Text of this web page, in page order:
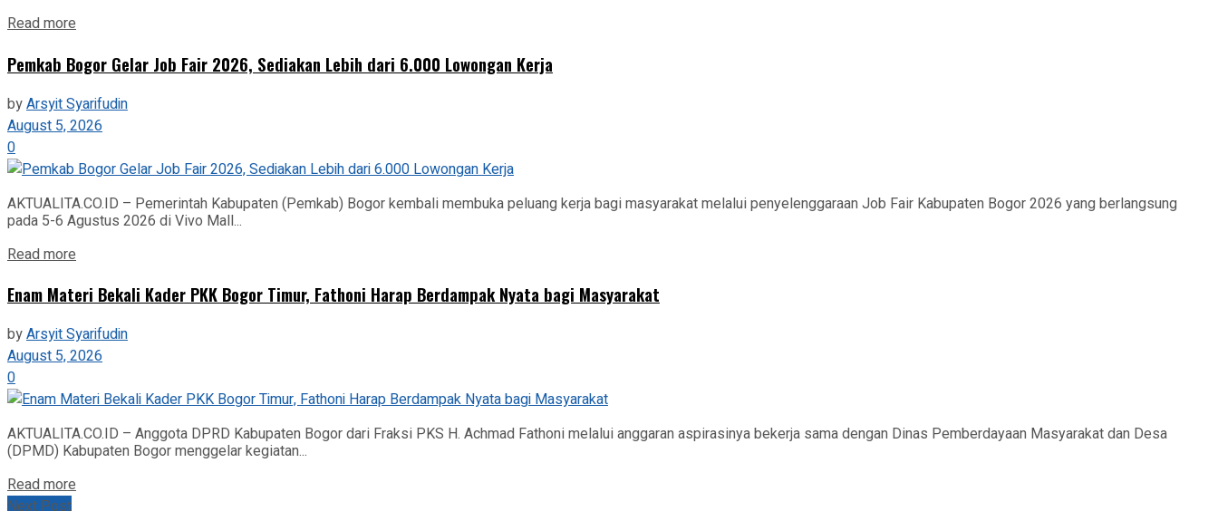
Read more
Pemkab Bogor Gelar Job Fair 2026, Sediakan Lebih dari 6.000 Lowongan Kerja
byArsyit Syarifudin
August 5, 2026
0
AKTUALITA.CO.ID – Pemerintah Kabupaten (Pemkab) Bogor kembali membuka peluang kerja bagi masyarakat melalui penyelenggaraan Job Fair Kabupaten Bogor 2026 yang berlangsung
pada 5-6 Agustus 2026 di Vivo Mall...
Read more
‎Enam Materi Bekali Kader PKK Bogor Timur, Fathoni Harap Berdampak Nyata bagi Masyarakat
byArsyit Syarifudin
August 5, 2026
0
AKTUALITA.CO.ID – Anggota DPRD Kabupaten Bogor dari Fraksi PKS H. Achmad Fathoni melalui anggaran aspirasinya bekerja sama dengan Dinas Pemberdayaan Masyarakat dan Desa
(DPMD) Kabupaten Bogor menggelar kegiatan...
Read more
Next Post